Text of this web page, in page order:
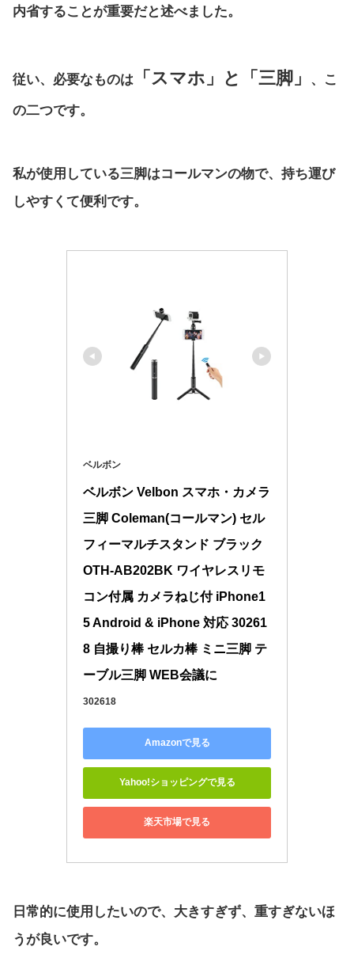
内省することが重要だと述べました。
従い、必要なものは 「スマホ」と「三脚」 、こ
の二つです。
私が使用している三脚はコールマンの物で、持ち運び
しやすくて便利です。
ベルボン
ベルボン Velbon スマホ・カメラ
三脚 Coleman(コールマン) セル
フィーマルチスタンド ブラック
OTH-AB202BK ワイヤレスリモ
コン付属 カメラねじ付 iPhone1
5 Android & iPhone 対応 30261
8 自撮り棒 セルカ棒 ミニ三脚 テ
ーブル三脚 WEB会議に
302618
Amazonで見る
Yahoo!ショッピングで見る
楽天市場で見る
日常的に使用したいので、大きすぎず、重すぎないほ
うが良いです。